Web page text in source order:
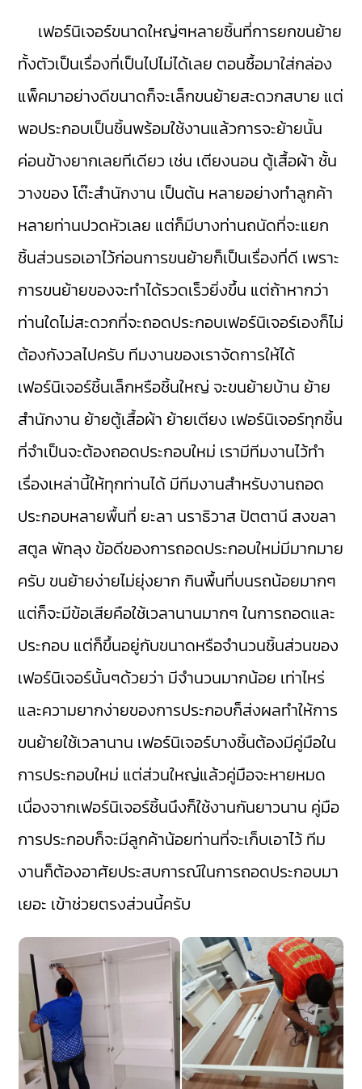
เฟอร์นิเจอร์ขนาดใหญ่ๆหลายชิ้นที่การยกขนย้าย
ทั้งตัวเป็นเรื่องที่เป็นไปไม่ได้เลย ตอนซื้อมาใส่กล่อง
แพ็คมาอย่างดีขนาดก็จะเล็กขนย้ายสะดวกสบาย แต่
พอประกอบเป็นชิ้นพร้อมใช้งานแล้วการจะย้ายนั้น
ค่อนข้างยากเลยทีเดียว เช่น เตียงนอน ตู้เสื้อผ้า ชั้น
วางของ โต๊ะสำนักงาน เป็นต้น หลายอย่างทำลูกค้า
หลายท่านปวดหัวเลย แต่ก็มีบางท่านถนัดที่จะแยก
ชิ้นส่วนรอเอาไว้ก่อนการขนย้ายก็เป็นเรื่องที่ดี เพราะ
การขนย้ายของจะทำได้รวดเร็วยิ่งขึ้น แต่ถ้าหากว่า
ท่านใดไม่สะดวกที่จะถอดประกอบเฟอร์นิเจอร์เองก็ไม่
ต้องกังวลไปครับ ทีมงานของเราจัดการให้ได้
เฟอร์นิเจอร์ชิ้นเล็กหรือชิ้นใหญ่ จะขนย้ายบ้าน ย้าย
สำนักงาน ย้ายตู้เสื้อผ้า ย้ายเตียง เฟอร์นิเจอร์ทุกชิ้น
ที่จำเป็นจะต้องถอดประกอบใหม่ เรามีทีมงานไว้ทำ
เรื่องเหล่านี้ให้ทุกท่านได้ มีทีมงานสำหรับงานถอด
ประกอบหลายพื้นที่ ยะลา นราธิวาส ปัตตานี สงขลา
สตูล พัทลุง ข้อดีของการถอดประกอบใหม่มีมากมาย
ครับ ขนย้ายง่ายไม่ยุ่งยาก กินพื้นที่บนรถน้อยมากๆ
แต่ก็จะมีข้อเสียคือใช้เวลานานมากๆ ในการถอดและ
ประกอบ แต่ก็ขึ้นอยู่กับขนาดหรือจำนวนชิ้นส่วนของ
เฟอร์นิเจอร์นั้นๆด้วยว่า มีจำนวนมากน้อย เท่าไหร่
และความยากง่ายของการประกอบก็ส่งผลทำให้การ
ขนย้ายใช้เวลานาน เฟอร์นิเจอร์บางชิ้นต้องมีคู่มือใน
การประกอบใหม่ แต่ส่วนใหญ่แล้วคู่มือจะหายหมด
เนื่องจากเฟอร์นิเจอร์ชิ้นนึงก็ใช้งานกันยาวนาน คู่มือ
การประกอบก็จะมีลูกค้าน้อยท่านที่จะเก็บเอาไว้ ทีม
งานก็ต้องอาศัยประสบการณ์ในการถอดประกอบมา
เยอะ เข้าช่วยตรงส่วนนี้ครับ